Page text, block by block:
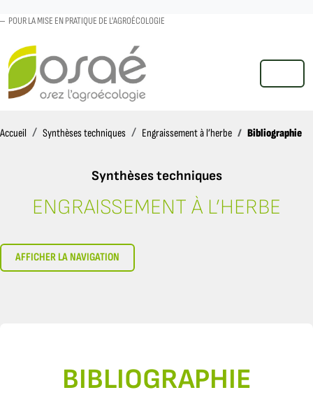
POUR LA MISE EN PRATIQUE DE L'AGROÉCOLOGIE
MENU
Accueil AccueilSynthèses techniques Engraissement à l’herbe Bibliographie
Synthèses techniques
BIBLIOGRAPHIE
ENGRAISSEMENT À L’HERBE
AFFICHER LA NAVIGATION
BIBLIOGRAPHIE